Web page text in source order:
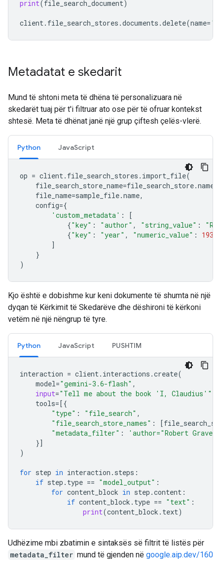
print(file_search_document)
client. file_search_stores .documents .delete(name=
Metadatat e skedarit
Mund të shtoni meta të dhëna të personalizuara në
skedarët tuaj për t'i filtruar ato ose për të ofruar kontekst
shtesë. Meta të dhënat janë një grup çiftesh çelës-vlerë.
Python JavaScript
op = client. file_search_stores . import_file(
file_search_store_name=file_search_store.name
file_name=sample_file.name,
config={
'custom_metadata' :
[
{"key" : "author" , "string_value" :
{"key" : "year" , "numeric_value" : 1934
]
}
)
Kjo është e dobishme kur keni dokumente të shumta në një
dyqan të Kërkimit të Skedarëve dhe dëshironi të kërkoni
vetëm në një nëngrup të tyre.
Python JavaScript PUSHTIM
interaction = client. interactions .create(
model="gemini-3.6-flash" ,
input="Tell me about the book 'I, Claudius'"
tools=[{
"type" : "file_search" ,
"file_search_store_names" : [
"metadata_filter" :
'author="Robert
}]
)
for step in interaction . steps :
if step . type == "model_output" :
for content_block in step .content :
if content_block . type == "text" :
print(content_block . text)
Udhëzime mbi zbatimin e sintaksës së filtrit të listës për
metadata_filter mund të gjenden në google.aip.dev/160